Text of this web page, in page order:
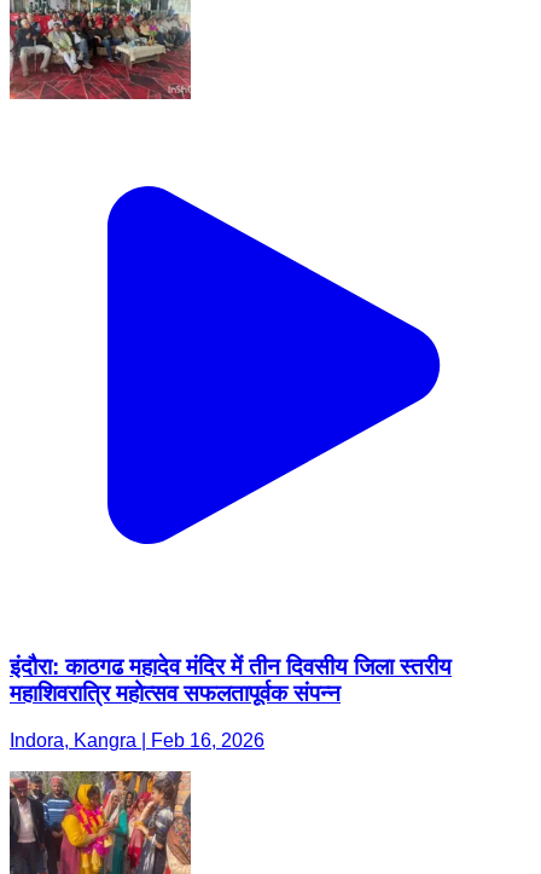
इंदौरा: काठगढ महादेव मंदिर में तीन दिवसीय जिला स्तरीय
महाशिवरात्रि महोत्सव सफलतापूर्वक संपन्न
Indora, Kangra | Feb 16, 2026